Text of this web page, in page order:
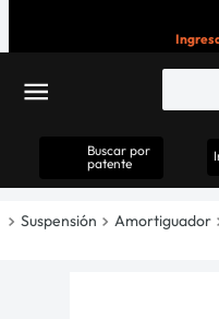
Buscar por
patente
Suspensión Amortiguador